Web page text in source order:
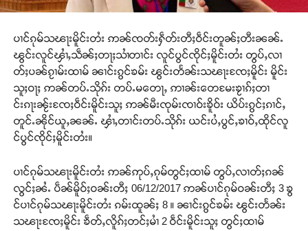
ပၢင်ၵုမ်သၽႃးမိူင်းတႆး ဢၼ်ၸတ်းႁဵတ်းတီႈဝဵင်းတူၼ်ႈတီးၼၼ်ႉ
ၽွင်းလူင်ၾၢႆႇသဵၼ်ႈတႃႈသၢႆတၢင်း လူင်ပွင်ၸိုင်ႈမိူင်းတႆး တွပ်ႇလၢ
တ်ႈပၼ်ၵႂၢမ်းထၢမ် ၼၢင်းၵွင်ၶမ်း ၽွင်းတႅၼ်းသၽႃးၸႄႈမိူင်း မိူင်း
သူႈဝႃႈ ဢၼ်တပ်ႉသိုၵ်း တပ်ႉမတေႃႇ ဢၢၼ်းတေမႄးၶႂၢၵ်ႈတၢ
င်းၵႃးၼႂ်းၸႄႈဝဵင်းမိူင်းသူႈ ဢၼ်မီးၸုမ်းၸၢဝ်းၶိူဝ်း ယိပ်းၵွင်ႈၵၢင်ႇ
တူင်ႉၼိုင်ယူႇၼၼ်ႉ ၾၢႆႇတၢင်းတပ်ႉသိုၵ်း ယင်းပႆႇပွင်ႇၶၢဝ်ႇထိုင်လူ
င်ပွင်ၸိုင်ႈမိူင်းတႆး။
ပၢင်ၵုမ်သၽႃးမိူင်းတႆး ဢၼ်ဢုပ်ႇၵုမ်တွင်ႈထၢမ် တွပ်ႇလၢတ်ႈၵၼ်
လွင်ႈၼႆႉ ပဵၼ်မိူဝ်ႈဝၼ်းတီႈ 06/12/2017 ဢၼ်ပၢင်ၵုမ်ဝၼ်းတီႈ 3 ၶွ
င်ပၢင်ၵုမ်သၽႃးမိူင်းတႆး ၵမ်းထူၼ်ႈ 8 ။ ၼၢင်းၵွင်ၶမ်း ၽွင်းတႅၼ်း
သၽႃးၸႄႈမိူင်း ၶဵတ်ႇလိူၵ်ႈတင်ႈမၢႆ 2 ဝဵင်းမိူင်းသူႈ တွင်ႈထၢမ်